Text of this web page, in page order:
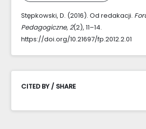
Stępkowski, D. (2016). Od redakacji.
Pedagogiczne, 2(2), 11–14.
https://doi.org/10.21697/fp.2012.2.01
CITED BY / SHARE